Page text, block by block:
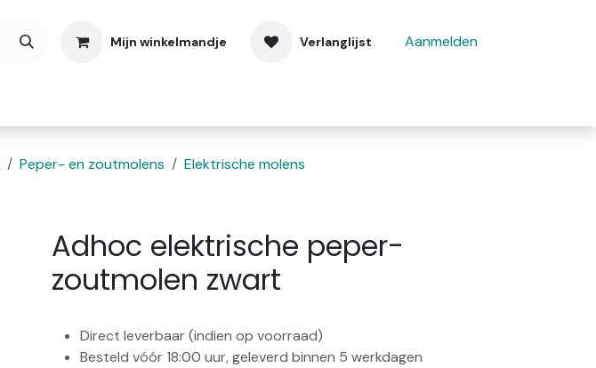
Mijn winkelmandje Verlanglijst Aanmelden
Peper- en zoutmolens
Elektrische molens
Adhoc elektrische peper-
zoutmolen zwart
Direct leverbaar (indien op voorraad)
Besteld vóór 18:00 uur, geleverd binnen 5 werkdagen